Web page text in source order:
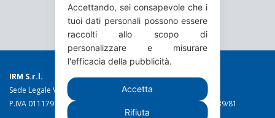
IRM S.r.l.
Sede Legale Via Torino 19 - 10044 Pianezza (TO)
P.IVA 01117910016 C.C.I.A.A. n. 49973 Reg. Trib. Torino n. 1639/81
Accettando, sei consapevole che i
tuoi dati personali possono essere
raccolti allo scopo di
personalizzare e misurare
l'efficacia della pubblicità.
Accetta
Rifiuta